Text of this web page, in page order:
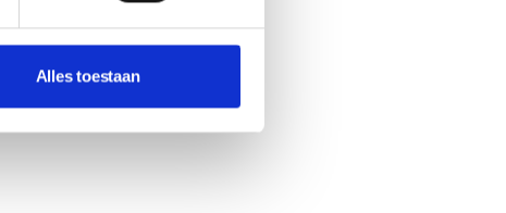
Alles toestaan